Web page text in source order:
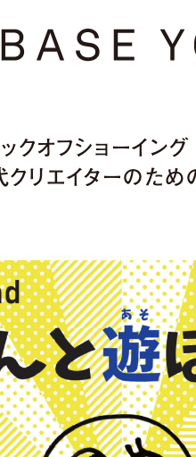
クオフショーイ
クリエイターのた